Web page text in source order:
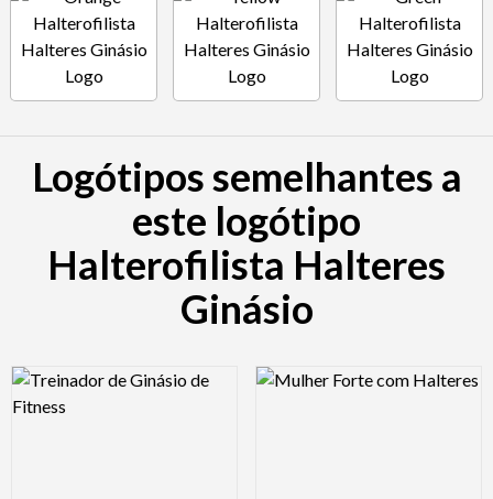
Logótipos semelhantes a
este logótipo
Halterofilista Halteres
Ginásio
Logo Preview Image Logo Preview Image